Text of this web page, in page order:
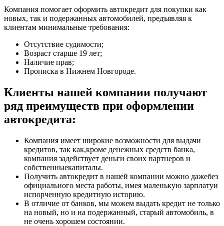
Компания помогает оформить автокредит для покупки как
новых, так и подержанных автомобилей, предъявляя к
клиентам минимальные требования:
Отсутствие судимости;
Возраст старше 19 лет;
Наличие прав;
Прописка в Нижнем Новгороде.
Клиенты нашей компании получают
ряд преимуществ при оформлении
автокредита:
Компания имеет широкие возможности для выдачи
кредитов, так как,кроме денежных средств банка,
компания задействует деньги своих партнеров и
собственныекапиталы.
Получить автокредит в нашей компании можно дажебез
официального места работы, имея маленькую зарплатуи
испорченную кредитную историю.
В отличие от банков, мы можем выдать кредит не только
на новый, но и на подержанный, старый автомобиль, в
не очень хорошем состоянии.